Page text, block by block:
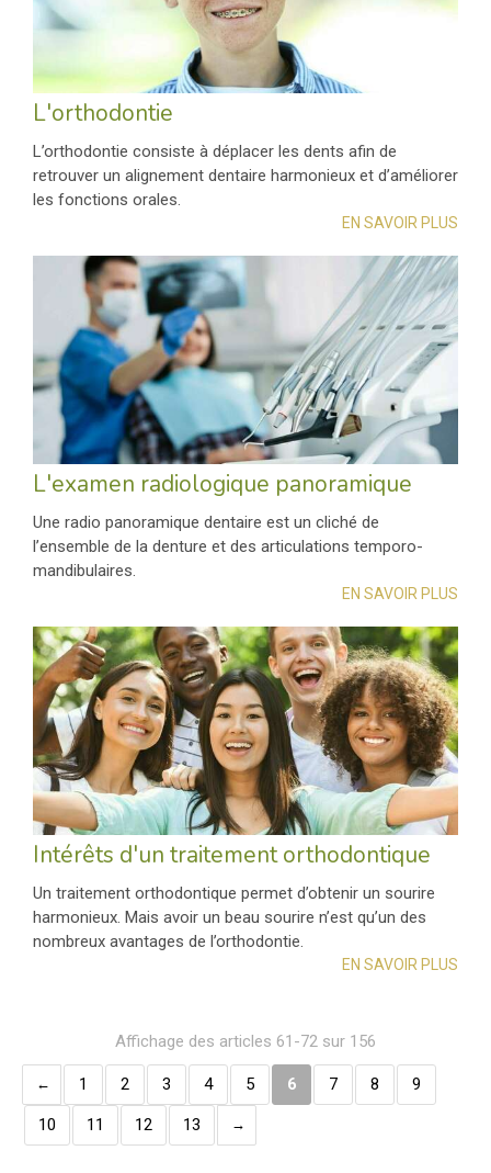
L'orthodontie
L’orthodontie consiste à déplacer les dents afin de
retrouver un alignement dentaire harmonieux et d’améliorer
les fonctions orales.
EN SAVOIR PLUS
L'examen radiologique panoramique
Une radio panoramique dentaire est un cliché de
l’ensemble de la denture et des articulations temporo-
mandibulaires.
EN SAVOIR PLUS
Intérêts d'un traitement orthodontique
Un traitement orthodontique permet d’obtenir un sourire
harmonieux. Mais avoir un beau sourire n’est qu’un des
nombreux avantages de l’orthodontie.
EN SAVOIR PLUS
Affichage des articles 61-72 sur 156
1 2 3 4 5 6 7 8 9
10 11 12 13